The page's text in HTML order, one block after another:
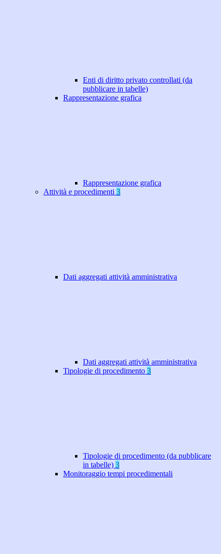
Enti di diritto privato controllati (da
pubblicare in tabelle)
Rappresentazione grafica
Rappresentazione grafica
Attività e procedimenti 3
Dati aggregati attività amministrativa
Dati aggregati attività amministrativa
Tipologie di procedimento 3
Tipologie di procedimento (da pubblicare
in tabelle) 3
Monitoraggio tempi procedimentali